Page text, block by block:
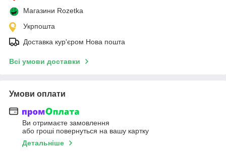
Магазини Rozetka
Укрпошта
Доставка кур'єром Нова пошта
Всі умови доставки
Умови оплати
Ви отримаєте замовлення
або гроші повернуться на вашу картку
Детальніше